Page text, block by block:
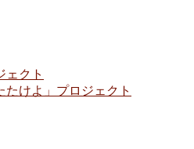
ェクト
たけよ」プロジェクト